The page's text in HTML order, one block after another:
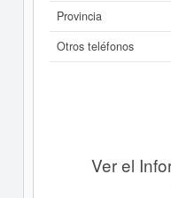
Provincia
Otros teléfonos
Ver el